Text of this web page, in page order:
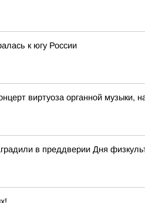
к югу России
виртуоза органной музыки,
в преддверии Дня